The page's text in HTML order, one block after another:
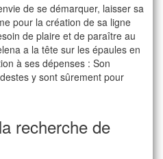
de se démarquer, laisser sa
pour la création de sa ligne
de plaire et de paraître au
a la tête sur les épaules en
à ses dépenses : Son
y sont sûrement pour
recherche de